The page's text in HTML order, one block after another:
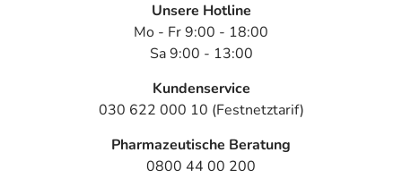
Unsere Hotline
Mo - Fr 9:00 - 18:00
Sa 9:00 - 13:00
Kundenservice
030 622 000 10 (Festnetztarif)
Pharmazeutische Beratung
0800 44 00 200